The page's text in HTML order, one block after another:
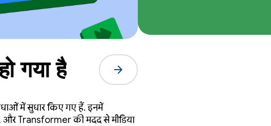
गया है arrow_forward
में सुधार किए गए हैं. इनमें
और Transformer की मदद से मीडिया